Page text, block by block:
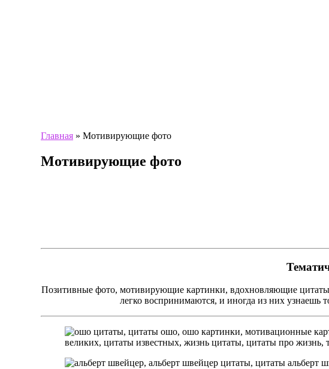
Главная » Мотивирующие фото
Мотивирующие фото
Позитивные фото, мотивирующие картинки, вдохновляющие
легко воспринимаются, и иногда из них узнаешь